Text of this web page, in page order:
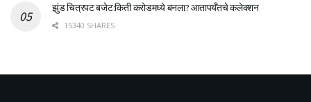
झुंड चित्रपट बजेट:किती करोडमध्ये बनला? आतापर्यँतचे कलेक्शन
15340 SHARES